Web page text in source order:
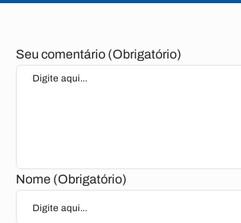
Seu comentário (Obrigatório)
Nome (Obrigatório)